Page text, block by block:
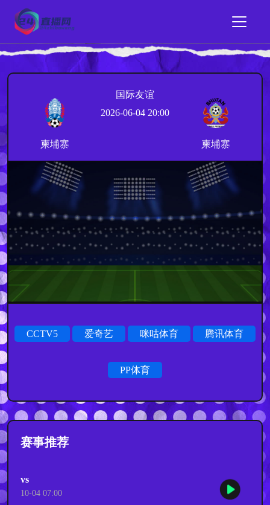
柬埔寨
国际友谊
2026-06-04 20:00
柬埔寨
CCTV5 爱奇艺 咪咕体育 腾讯体育
PP体育
赛事推荐
vs
10-04 07:00